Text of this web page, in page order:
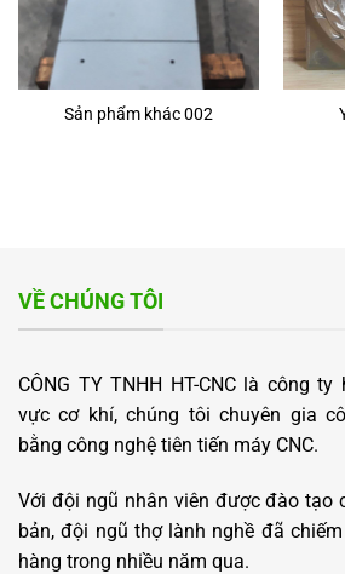
Sản phẩm khác 002
VỀ CHÚNG TÔI
CÔNG TY TNHH HT-CNC là công
vực cơ khí, chúng tôi chuyên gia
bằng công nghệ tiên tiến máy CNC.
Với đội ngũ nhân viên được đào tạo
bản, đội ngũ thợ lành nghề đã
hàng trong nhiều năm qua.